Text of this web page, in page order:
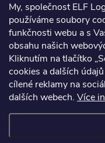
My, společnost ELF
používáme soubory
funkčnosti webu a s
obsahu našich
Kliknutím na tlačítko
cookies a dalších
cílené reklamy na
dalších webech. Více
ZÁSILKOVNA
DPD
Přijímáme online platby